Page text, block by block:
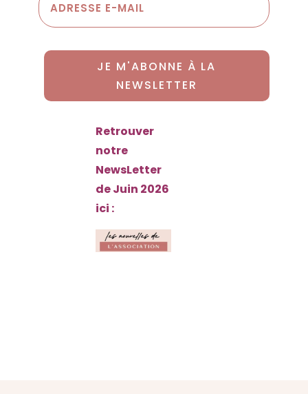
JE M'ABONNE À LA
NEWSLETTER
Retrouver
notre
NewsLetter
de Juin 2026
ici :